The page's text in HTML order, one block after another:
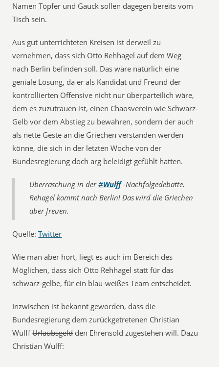
Namen Töpfer und Gauck sollen dagegen bereits vom
Tisch sein.
Aus gut unterrichteten Kreisen ist derweil zu
vernehmen, dass sich Otto Rehhagel auf dem Weg
nach Berlin befinden soll. Das wäre natürlich eine
geniale Lösung, da er als Kandidat und Freund der
kontrollierten Offensive nicht nur überparteilich wäre,
dem es zuzutrauen ist, einen Chaosverein wie Schwarz-
Gelb vor dem Abstieg zu bewahren, sondern der auch
als nette Geste an die Griechen verstanden werden
könne, die sich in der letzten Woche von der
Bundesregierung doch arg beleidigt gefühlt hatten.
Überraschung in der#Wulff-Nachfolgedebatte.
Rehagel kommt nach Berlin! Das wird die Griechen
aber freuen.
Quelle:Twitter
Wie man aber hört, liegt es auch im Bereich des
Möglichen, dass sich Otto Rehhagel statt für das
schwarz-gelbe, für ein blau-weißes Team entscheidet.
Inzwischen ist bekannt geworden, dass die
Bundesregierung dem zurückgetretenen Christian
WulffUrlaubsgeldden Ehrensold zugestehen will. Dazu
Christian Wulff: